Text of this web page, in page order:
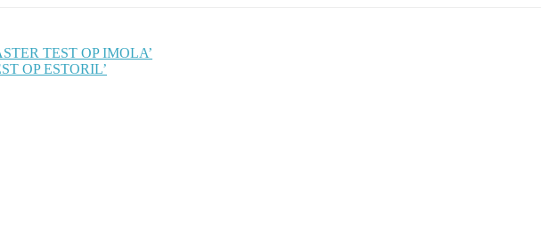
TEST OP IMOLA’
OP ESTORIL’